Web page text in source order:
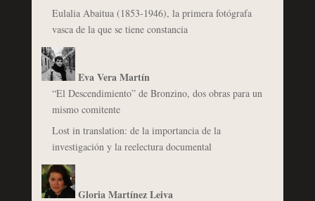
Eulalia Abaitua (1853-1946), la primera fotógrafa
vasca de la que se tiene constancia
Eva Vera Martín
“El Descendimiento” de Bronzino, dos obras para un
mismo comitente
Lost in translation: de la importancia de la
investigación y la reelectura documental
Gloria Martínez Leiva